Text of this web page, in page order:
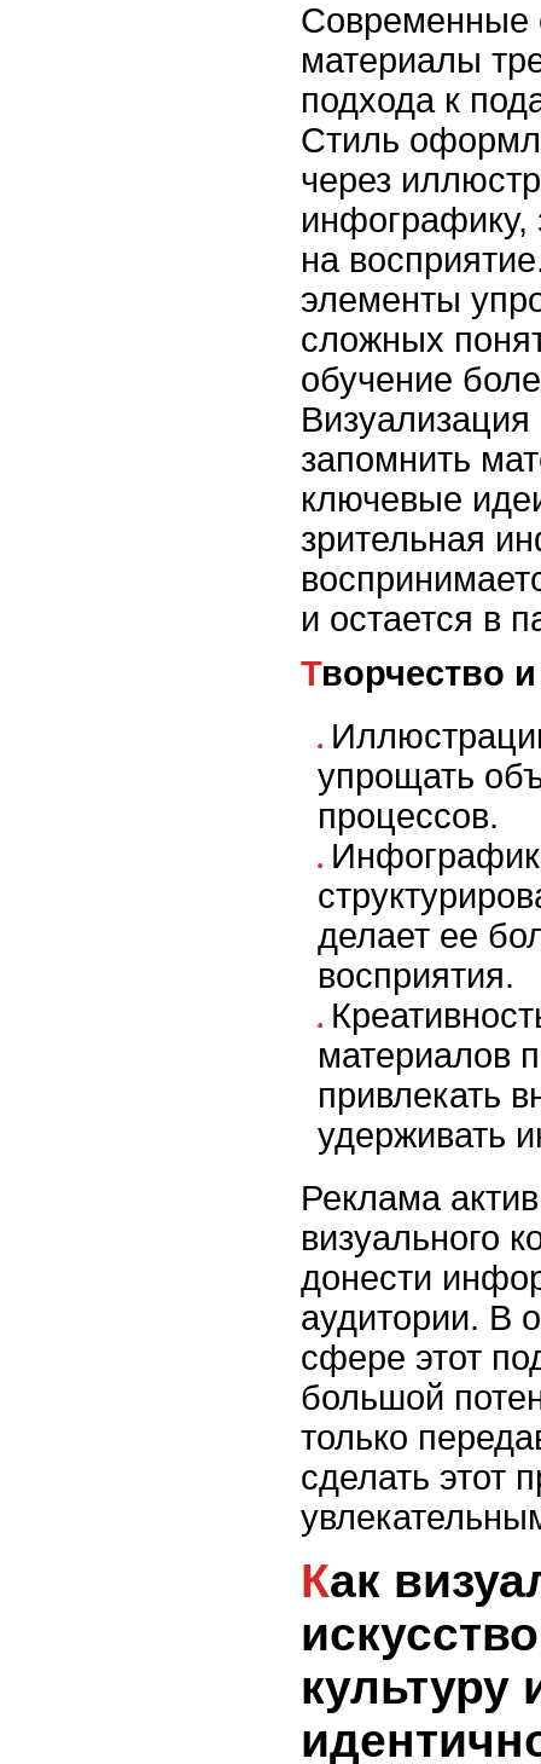
Современные
материалы
подхода к
Стиль
через
инфографику,
на
элементы
сложных
обучение
запомнить
ключевые
зрительная
и остается в
Творчество
упрощать
процессов.
делает ее
восприятия.
материалов
привлекать
удерживать
Реклама
визуального
донести
аудитории. В
сфере этот
большой
только
сделать этот
Как визуальное
культуру